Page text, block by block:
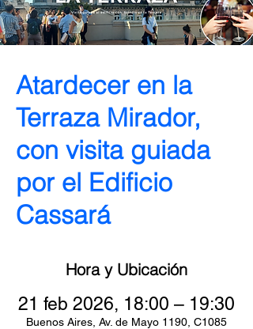
Atardecer en la
Terraza Mirador,
con visita guiada
por el Edificio
Cassará
Hora y Ubicación
21 feb 2026, 18:00 – 19:30
Buenos Aires, Av. de Mayo 1190, C1085